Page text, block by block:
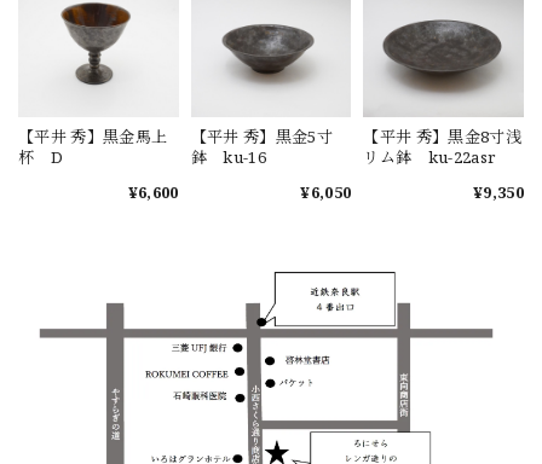
【平井 秀】黒金馬上
杯 D
¥6,600
【平井 秀】黒金5寸
鉢 ku-16
¥6,050
【平井 秀】黒金8寸浅
リム鉢 ku-22asr
¥9,350